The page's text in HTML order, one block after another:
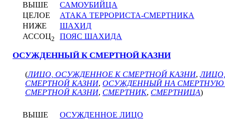
ВЫШЕ
САМОУБИЙЦА
ЦЕЛОЕ
АТАКА ТЕРРОРИСТА-СМЕРТНИКА
НИЖЕ
ШАХИД
АССОЦ2 ПОЯС ШАХИДА
ОСУЖДЕННЫЙ К СМЕРТНОЙ КАЗНИ
(ЛИЦО, ОСУЖДЕННОЕ К СМЕРТНОЙ КАЗНИ,
СМЕРТНОЙ КАЗНИ, ОСУЖДЕННЫЙ НА СМЕРТНУЮ
СМЕРТНОЙ КАЗНИ, СМЕРТНИК, СМЕРТНИЦА)
ВЫШЕ
ОСУЖДЕННОЕ ЛИЦО